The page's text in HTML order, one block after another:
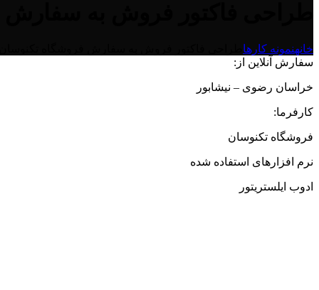
خانهنمونه کارها
سفارش آنلاین از:
خراسان رضوی – نیشابور
کارفرما:
فروشگاه تکنوسان
نرم افزارهای استفاده شده
ادوب ایلستریتور